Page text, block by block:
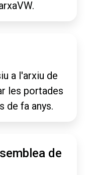
a l'arxiu de
les portades
de fa anys.
de